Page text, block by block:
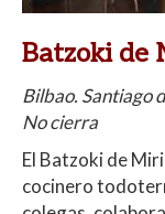
Batzoki de
Bilbao. Santiago
No cierra
El Batzoki de
cocinero